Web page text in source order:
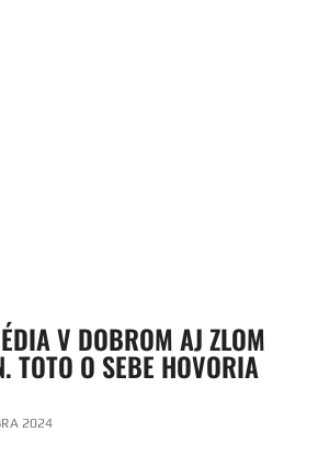
V DOBROM AJ ZLOM
TOTO O SEBE HOVORIA
2024